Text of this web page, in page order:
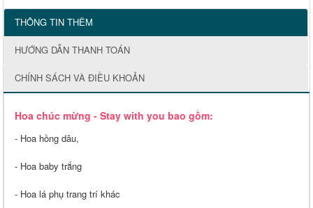
THÔNG TIN THÊM
HƯỚNG DẪN THANH TOÁN
CHÍNH SÁCH VÀ ĐIỀU KHOẢN
Hoa chúc mừng - Stay with you bao gồm:
- Hoa hồng dâu,
- Hoa baby trắng
- Hoa lá phụ trang trí khác